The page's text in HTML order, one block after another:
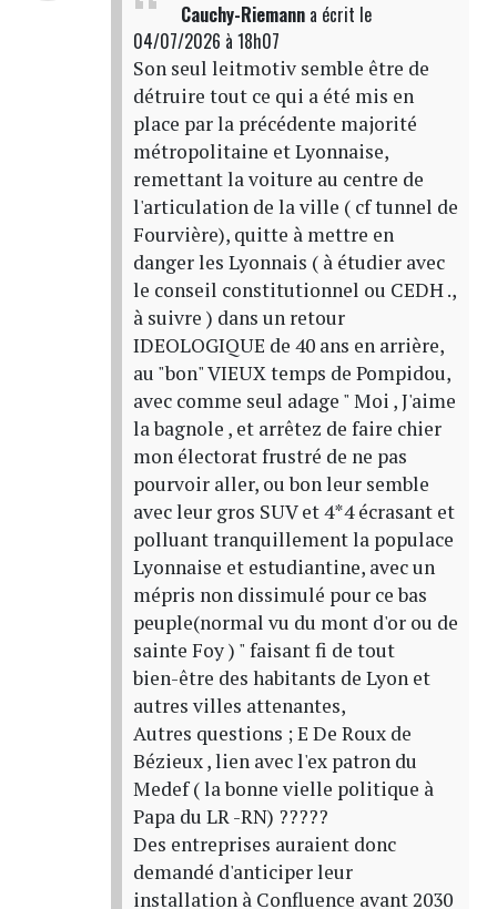
Cauchy-Riemanna écrit le
04/07/2026 à 18h07
Son seul leitmotiv semble être de
détruire tout ce qui a été mis en
place par la précédente majorité
métropolitaine et Lyonnaise,
remettant la voiture au centre de
l'articulation de la ville ( cf tunnel de
Fourvière), quitte à mettre en
danger les Lyonnais ( à étudier avec
le conseil constitutionnel ou CEDH .,
à suivre ) dans un retour
IDEOLOGIQUE de 40 ans en arrière,
au "bon" VIEUX temps de Pompidou,
avec comme seul adage " Moi , J'aime
la bagnole , et arrêtez de faire chier
mon électorat frustré de ne pas
pourvoir aller, ou bon leur semble
avec leur gros SUV et 4*4 écrasant et
polluant tranquillement la populace
Lyonnaise et estudiantine, avec un
mépris non dissimulé pour ce bas
peuple(normal vu du mont d'or ou de
sainte Foy ) " faisant fi de tout
bien-être des habitants de Lyon et
autres villes attenantes,
Autres questions ; E De Roux de
Bézieux , lien avec l'ex patron du
Medef ( la bonne vielle politique à
Papa du LR -RN) ?????
Des entreprises auraient donc
demandé d'anticiper leur
installation à Confluence avant 2030